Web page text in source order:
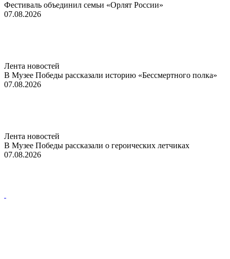
Фестиваль объединил семьи «Орлят России»
07.08.2026
Лента новостей
В Музее Победы рассказали историю «Бессмертного полка»
07.08.2026
Лента новостей
В Музее Победы рассказали о героических летчиках
07.08.2026